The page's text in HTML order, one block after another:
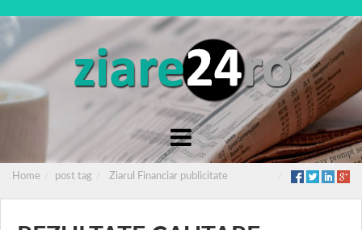
Home post tag Ziarul Financiar publicitate